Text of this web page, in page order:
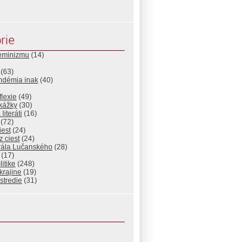
(14)
(63)
inak (40)
(49)
(30)
literáti (16)
(72)
(24)
ciest(24)
Lučanského (28)
(17)
(248)
(19)
(31)